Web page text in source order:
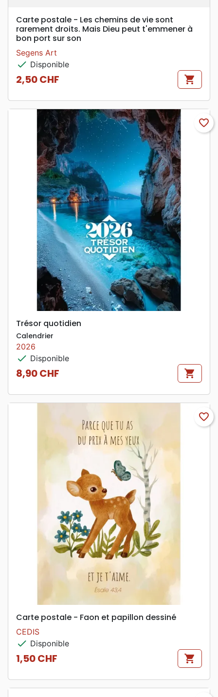
Carte postale - Les chemins de vie sont
rarement droits. Mais Dieu peut t'emmener à
bon port sur son
Segens Art
check Disponible
Prix
2,50 CHF shopping_cart
favorite_border
Trésor quotidien
Calendrier
2026
check Disponible
Prix
8,90 CHF shopping_cart
favorite_border
Carte postale - Faon et papillon dessiné
CEDIS
check Disponible
Prix
1,50 CHF shopping_cart